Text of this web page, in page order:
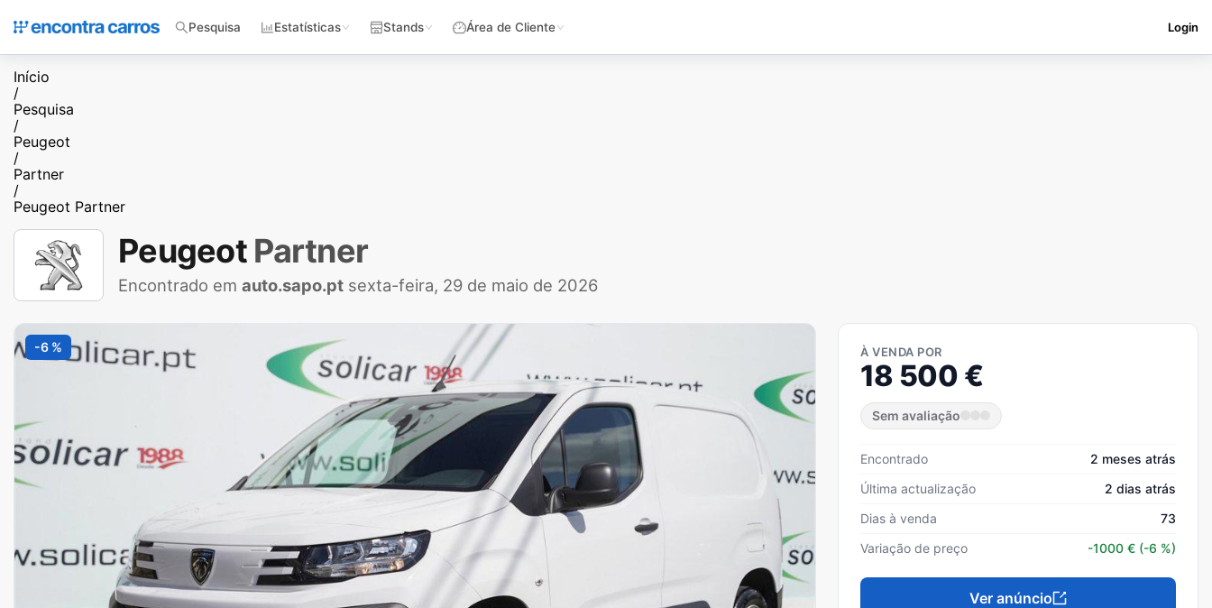
Pesquisa Estatísticas Stands Área de Cliente Login
Início
/
Pesquisa
/
Peugeot
/
Partner
/
Peugeot Partner
Peugeot Partner
Encontrado em auto.sapo.pt sexta-feira, 29 de maio de 2026
-6 % À VENDA POR
18 500 €
Sem avaliação
Encontrado
2 meses atrás
Última actualização
2 dias atrás
Dias à venda
73
Variação de preço
-1000 € (-6 %)
Ver anúncio